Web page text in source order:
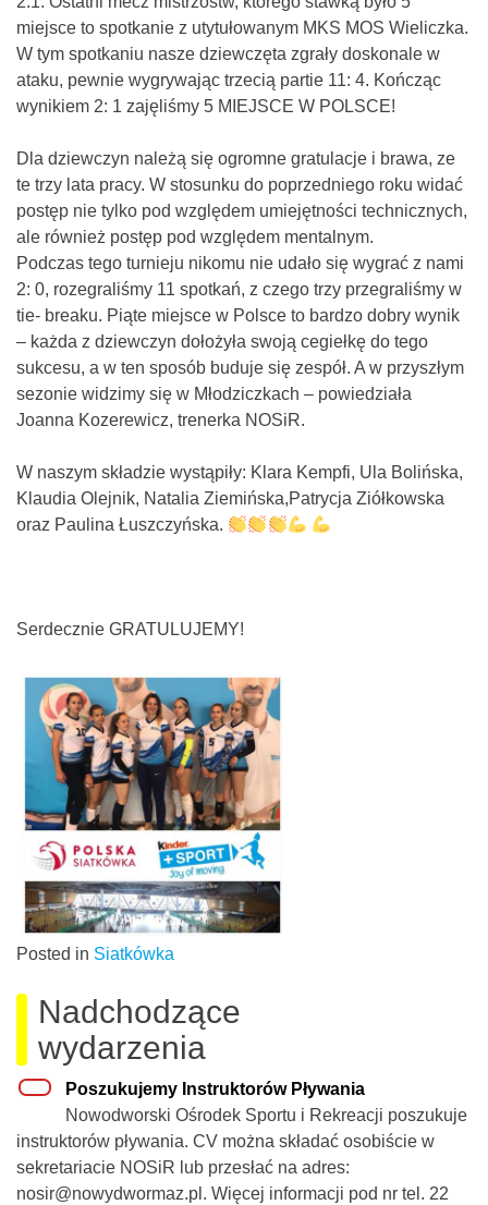
miejsce to spotkanie z utytułowanym MKS MOS Wieliczka.
W tym spotkaniu nasze dziewczęta zgrały doskonale w
ataku, pewnie wygrywając trzecią partie 11: 4. Kończąc
wynikiem 2: 1 zajęliśmy 5 MIEJSCE W POLSCE!
Dla dziewczyn należą się ogromne gratulacje i brawa, ze
te trzy lata pracy. W stosunku do poprzedniego roku widać
postęp nie tylko pod względem umiejętności technicznych,
ale również postęp pod względem mentalnym.
Podczas tego turnieju nikomu nie udało się wygrać z nami
2: 0, rozegraliśmy 11 spotkań, z czego trzy przegraliśmy w
tie- breaku. Piąte miejsce w Polsce to bardzo dobry wynik
– każda z dziewczyn dołożyła swoją cegiełkę do tego
sukcesu, a w ten sposób buduje się zespół. A w przyszłym
sezonie widzimy się w Młodziczkach – powiedziała
Joanna Kozerewicz, trenerka NOSiR.
W naszym składzie wystąpiły: Klara Kempfi, Ula Bolińska,
Klaudia Olejnik, Natalia Ziemińska,Patrycja Ziółkowska
oraz Paulina Łuszczyńska.
Serdecznie GRATULUJEMY!
Posted in Siatkówka
Nadchodzące
wydarzenia
Poszukujemy Instruktorów Pływania
Nowodworski Ośrodek Sportu i Rekreacji poszukuje
instruktorów pływania. CV można składać osobiście w
sekretariacie NOSiR lub przesłać na adres:
nosir@nowydwormaz.pl. Więcej informacji pod nr tel. 22